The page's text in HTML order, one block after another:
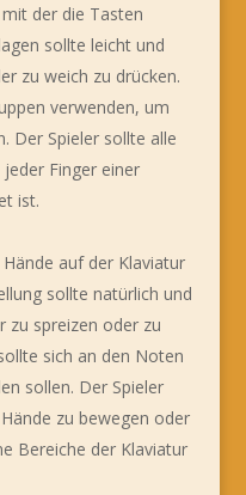
der die Tasten
sollte leicht und
zu weich zu drücken.
verwenden, um
Der Spieler sollte alle
Finger einer
ist.
auf der Klaviatur
sollte natürlich und
zu spreizen oder zu
sich an den Noten
sollen. Der Spieler
zu bewegen oder
Bereiche der Klaviatur